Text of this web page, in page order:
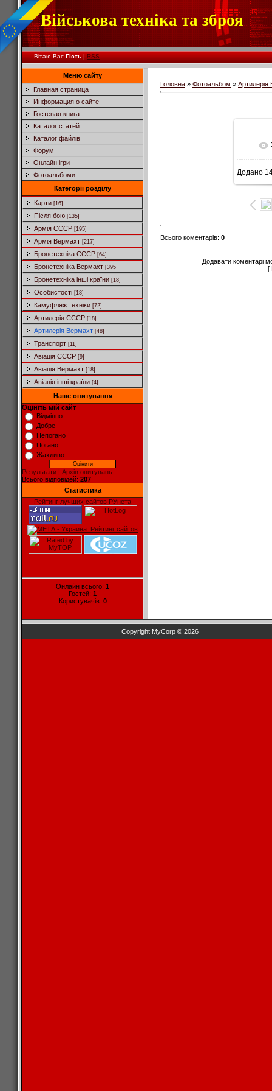
Військова техніка та зброя
Вітаю Вас Гість|RSS
Меню сайту
Главная страница
Информация о сайте
Гостевая книга
Каталог статей
Каталог файлів
Форум
Онлайн ігри
Фотоальбоми
Категорії розділу
Карти [16]
Після бою [135]
Армія СССР [195]
Армія Вермахт [217]
Бронетехніка СССР [64]
Бронетехніка Вермахт [395]
Бронетехніка інші країни [18]
Особистості [18]
Камуфляж техніки [72]
Артилерія СССР [18]
Артилерія Вермахт [48]
Транспорт [11]
Авіація СССР [9]
Авіація Вермахт [18]
Авіація інші країни [4]
Наше опитування
Оцініть мій сайт
Відмінно
Добре
Непогано
Погано
Жахливо
Результати | Архів опитувань
Всього відповідей: 207
Статистика
Рейтинг лучших сайтов РУнета
Онлайн всього: 1
Гостей: 1
Користувачів: 0
Головна » Фотоальбом » Артилерія
Додано
Всього коментарів: 0
Додавати коментарі
[
Copyright MyCorp © 2026